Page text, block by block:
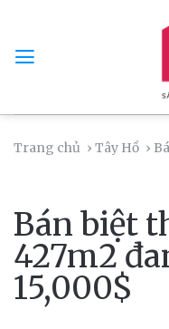
content
Trang chủ › Tây Hồ ›
Bán biệt
427m2
15,000$